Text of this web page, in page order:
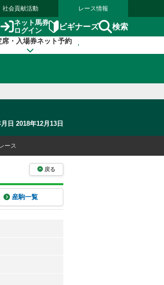
社会貢献活動 レース情報
ネット馬券
ログイン
ビギナーズ 検索
席・入場券ネット予約
日 2018年12月13日
ース
戻る
産駒一覧